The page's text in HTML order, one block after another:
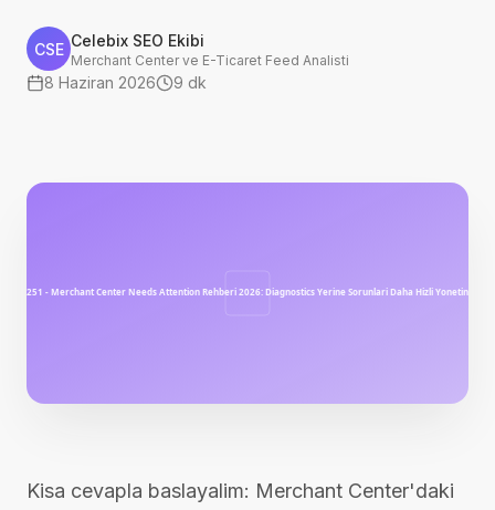
CSE Celebix SEO Ekibi
Merchant Center ve E-Ticaret Feed Analisti
8 Haziran 2026 9 dk
Kisa cevapla baslayalim: Merchant Center'daki